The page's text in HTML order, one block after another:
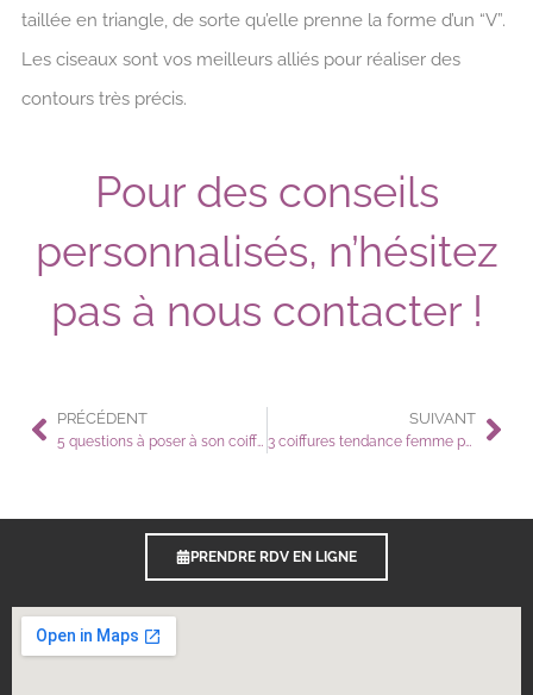
taillée en triangle, de sorte qu’elle prenne la forme d’un “V”.
Les ciseaux sont vos meilleurs alliés pour réaliser des
contours très précis.
Pour des conseils
personnalisés, n’hésitez
pas à nous contacter !
PRÉCÉDENT
5 questions à poser à son coiffeur avant de prendre rendez-vous
SUIVANT
3 coiffures tendance femme pour 2023
PRENDRE RDV EN LIGNE